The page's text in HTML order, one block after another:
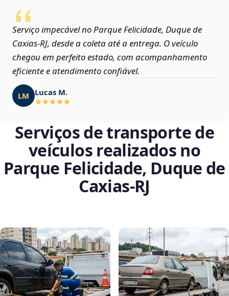
Serviço impecável no Parque Felicidade, Duque de
Caxias‑RJ, desde a coleta até a entrega. O veículo
chegou em perfeito estado, com acompanhamento
eficiente e atendimento confiável.
LM Lucas M.
Serviços de transporte de
veículos realizados no
Parque Felicidade, Duque de
Caxias‑RJ